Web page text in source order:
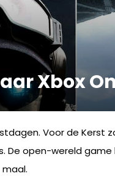
Xbox
Voor de Kerst
De open-wereld game